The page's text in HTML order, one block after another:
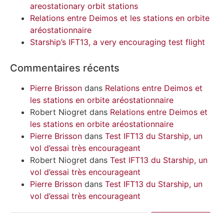
areostationary orbit stations
Relations entre Deimos et les stations en orbite
aréostationnaire
Starship’s IFT13, a very encouraging test flight
Commentaires récents
Pierre Brisson dans Relations entre Deimos et
les stations en orbite aréostationnaire
Robert Niogret dans Relations entre Deimos et
les stations en orbite aréostationnaire
Pierre Brisson dans Test IFT13 du Starship, un
vol d’essai très encourageant
Robert Niogret dans Test IFT13 du Starship, un
vol d’essai très encourageant
Pierre Brisson dans Test IFT13 du Starship, un
vol d’essai très encourageant